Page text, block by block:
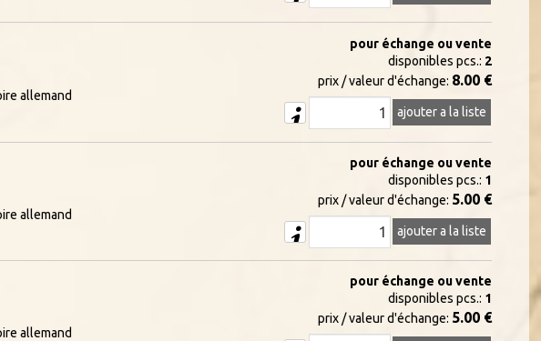
allemand
pour échange ou vente
disponibles pcs.: 2
prix / valeur d'échange: 8.00 €
ajouter a la liste
allemand
pour échange ou vente
disponibles pcs.: 1
prix / valeur d'échange: 5.00 €
ajouter a la liste
allemand
pour échange ou vente
disponibles pcs.: 1
prix / valeur d'échange: 5.00 €